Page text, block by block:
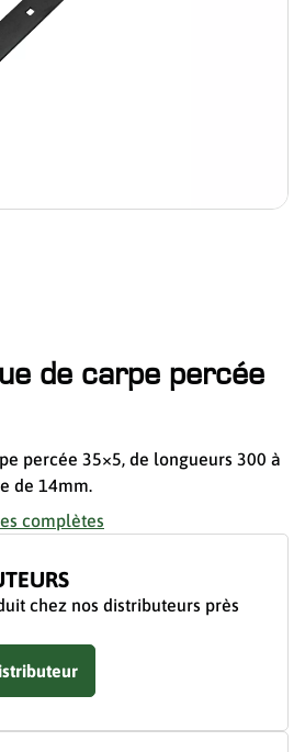
de carpe percée
percée 35×5, de longueurs 300 à
de 14mm.
complètes
chez nos distributeurs près